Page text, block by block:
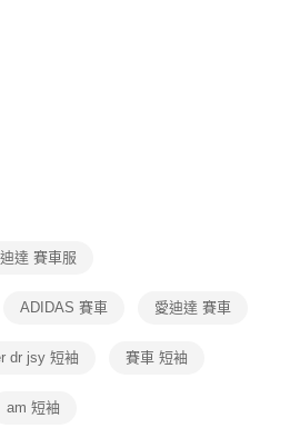
】
享後付」後，將跳轉至「AFTEE先享後付」
繳費通知簡訊。
，點擊此簡訊中的連結，可透過四大超商／
行付款，方視為交易完成。
享後付 」之結帳頁面顯示為準，若有關於
退款等相關疑問，請聯繫「AFTEE先享後付
support/home
司提供之「AFTEE先享後付」服務完成之交
司。
法定代理人或監護人之同意方可使用
含以上)免運費
含以上)免運費
達 賽車服
ADIDAS 賽車 愛迪達 賽車
dr jsy 短袖 賽車 短袖
am 短袖